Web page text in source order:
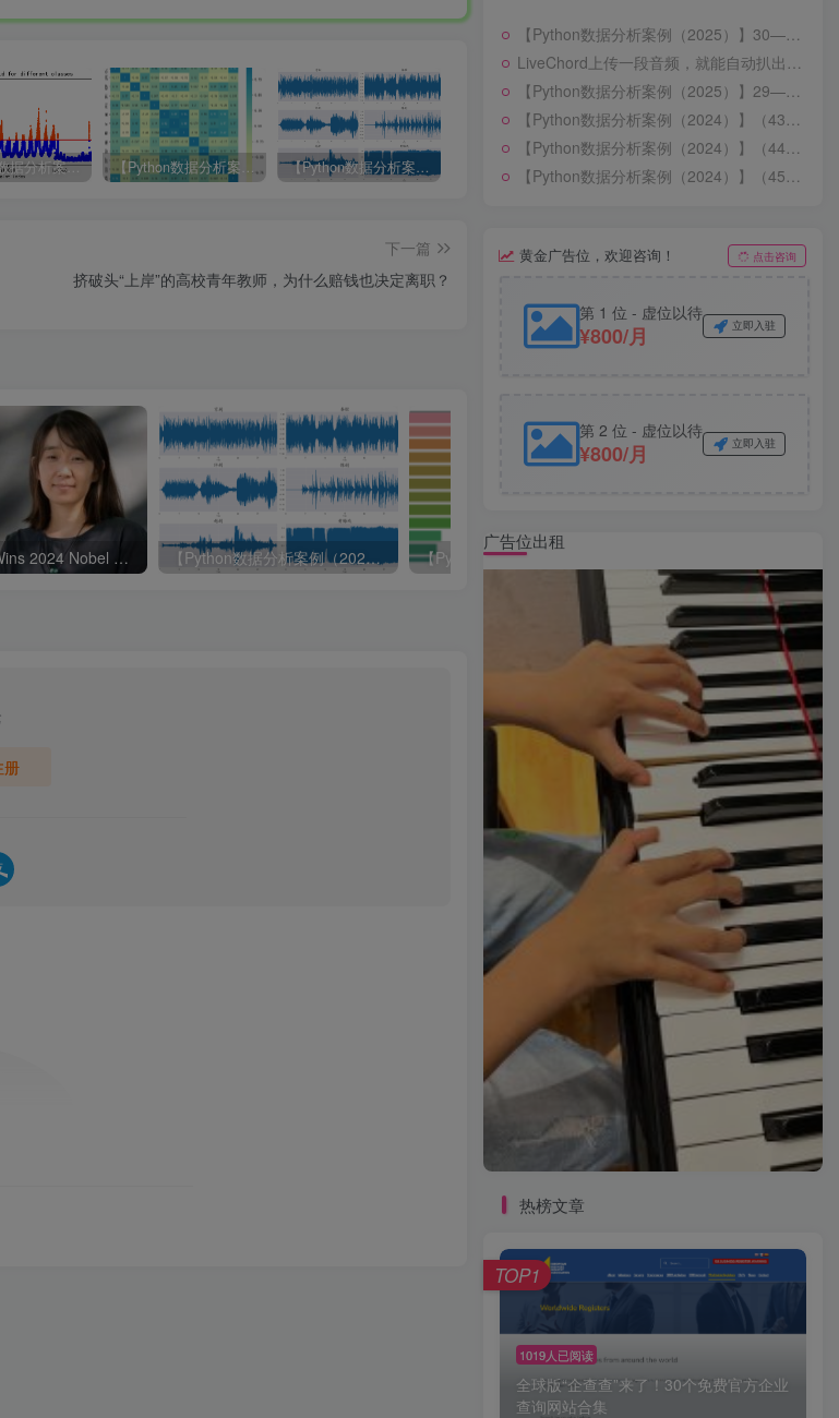
【Python数据分析案例（2024）】49—基于LSTM结构自编码器的多变量时间序列 【Python数据分析案例（2025）】28——宏观经济指标与沪深指数实证研究分析 【Python数据分析案例（2025）】10——基于深度学习的音频文件分类（音频文件特征提取和模型构建）深度学习戏剧音频特征提取 【Python数据分析案例（2025）】01—基于XGboots与支持向量机等多模型对比下的营销数据对用户购买行为的影响 【Python数据分析案例（2025）】02——信贷风控模型预测评估及其可解释性(shap, scorecardpy包应用)
下一篇
挤破头“上岸”的高校青年教师，为什么赔钱也决定离职？
Han Kang Wins 2024 Nobel Prize in Literature韩康荣获2024年诺贝尔文学奖 【Python数据分析案例（2025）】10——基于深度学习的音频文件分类（音频文件特征提取和模型构建）深度学习戏剧音频特征提取
册
【Python数据分析案例（2025）】30——基于时空卷积神经网络的风速预测
LiveChord上传一段音频，就能自动扒出和弦走向，自动标出主歌、副歌、桥段
【Python数据分析案例（2025）】29——针对家庭用电数据进行时序分析
【Python数据分析案例（2024）】（43）——基于机器学习的垃圾邮件分类系统构建(朴素贝叶斯，支持向量机)
【Python数据分析案例（2024）】（44）——基于EEMD-LSTM的石油价格预测
【Python数据分析案例（2024）】（45）——基于K均值的客户聚类分析可视化
黄金广告位，欢迎咨询！ 点击咨询
第 1 位 - 虚位以待
¥800/月 立即入驻
第 2 位 - 虚位以待
¥800/月 立即入驻
广告位出租
热榜文章
1019人已阅读
全球版“企查查”来了！30个免费官方企业
查询网站合集
TOP1